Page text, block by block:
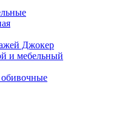
Джокер
и мебельный